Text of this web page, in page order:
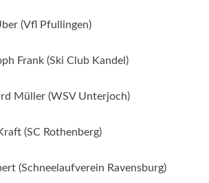
(Vfl Pfullingen)
Frank (Ski Club Kandel)
Müller (WSV Unterjoch)
(SC Rothenberg)
(Schneelaufverein Ravensburg)